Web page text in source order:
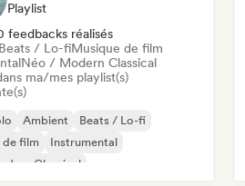
Playlist
feedbacks réalisés
Beats / Lo-fiMusique de film
Néo / Modern Classical
ma/mes playlist(s)
Ambient
Beats / Lo-fi
de film
Instrumental
Classical